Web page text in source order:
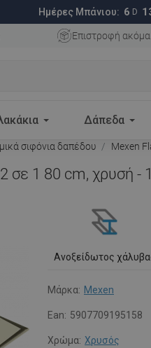
Ημέρες Μπάνιου: 6 D
Επιστροφή
Δάπεδα
σιφόνια δαπέδου Mexen
σε 1 80 cm, χρυσή -
Ανοξείδωτος
Μάρκα: Mexen
Ean: 5907709195158
Χρώμα: Χρυσός